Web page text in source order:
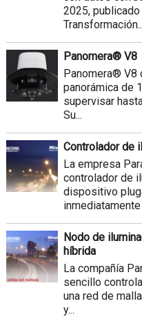
2025,
Panomera® V8
Panomera® V8
panorámica de
supervisar
Su...
Controlador de
La empresa
controlador de
dispositivo
inmediatamente
Nodo de
híbrida
La compañía
sencillo
una red de
y...